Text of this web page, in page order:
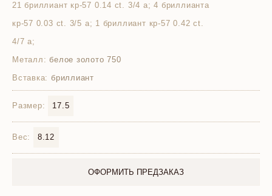
21 бриллиант кр-57 0.14 ct. 3/4 а; 4 бриллианта
кр-57 0.03 ct. 3/5 а; 1 бриллиант кр-57 0.42 ct.
4/7 а;
Металл: белое золото 750
Вставка: бриллиант
Размер: 17.5
Вес: 8.12
ОФОРМИТЬ ПРЕДЗАКАЗ